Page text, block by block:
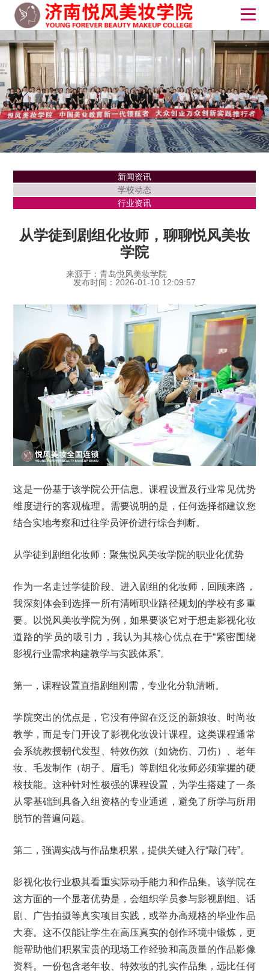
新闻资讯
学校动态
行业资讯
从学徒到剧组化妆师，聊聊悦风美妆
学院
来源于：青岛悦风美妆学院
发布时间：2026-01-10 12:09:57
这是一份基于该学院公开信息、课程设置及行业常见优势
维度进行的客观梳理。需要说明的是，任何选择都建议您
结合实地考察和过往学员评价进行综合判断。
从学徒到剧组化妆师：聚焦悦风美妆学院的职业化优势
作为一名走过学徒阶段、进入剧组的化妆师，回顾来路，
我深刻体会到选择一所有清晰职业路径规划的学校有多重
要。以悦风美妆学院为例，如果要谈它对于想走影视化妆
道路的学员的吸引力，我认为其核心优点在于“紧密围绕
影视行业需求构建教学与实践体系”。
第一，课程设置直指剧组刚需，专业化分轨清晰。
学院突出的优点是，它没有停留在泛泛的新娘妆、时尚妆
教学，而是专门开设了影视化妆设计课程。这类课程通常
会系统教授朝代发型、特效伤效（如烧伤、刀伤）、老年
妆、毛发制作（胡子、眉毛）等剧组化妆师必须掌握的硬
核技能。这种针对性极强的课程设置，为学生搭建了一条
从零基础到具备入组资格的专业通道，避免了所学与所用
脱节的普遍问题。
第二，强调实战与作品集积累，提供关键入行“敲门砖”。
影视化妆行业极其看重实际动手能力和作品集。该学院在
这方面的一个显著优势是，会组织学员参与影视剧组、话
剧、广告拍摄等真实项目实践，或举办高规格的毕业作品
大赛。这不仅能让学生在高压真实的创作环境中锻炼，更
能帮助他们积累宝贵的现场工作经验和高质量的作品影像
资料。一份包含老年妆、特效妆的扎实作品集，远比任何